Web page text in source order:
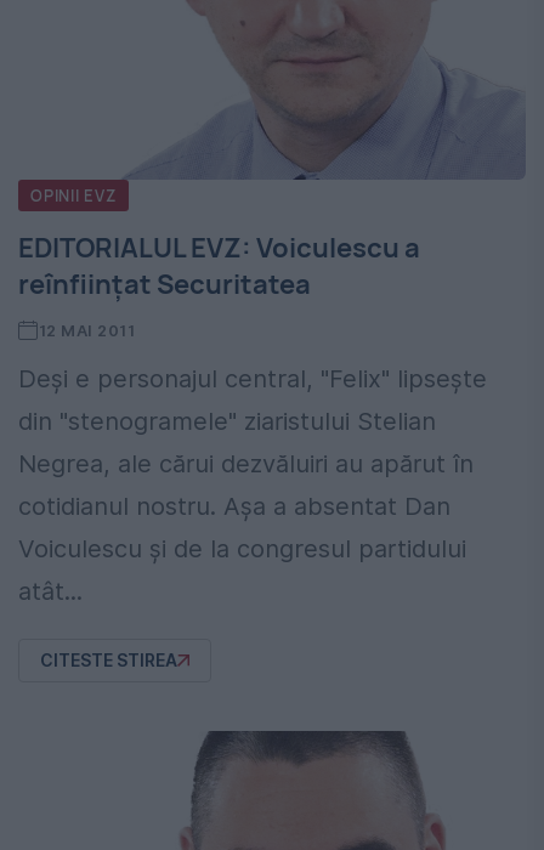
OPINII EVZ
EDITORIALUL EVZ: Voiculescu a
reînfiinţat Securitatea
12 MAI 2011
Deşi e personajul central, "Felix" lipseşte
din "stenogramele" ziaristului Stelian
Negrea, ale cărui dezvăluiri au apărut în
cotidianul nostru. Aşa a absentat Dan
Voiculescu şi de la congresul partidului
atât...
CITESTE STIREA